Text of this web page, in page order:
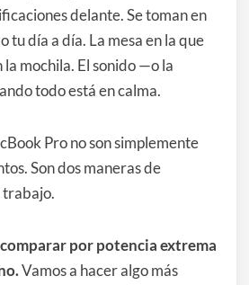
delante. Se toman en
tu día a día. La mesa en la que
la mochila. El sonido —o la
todo está en calma.
Pro no son simplemente
Son dos maneras de
trabajo.
por potencia extrema
Vamos a hacer algo más